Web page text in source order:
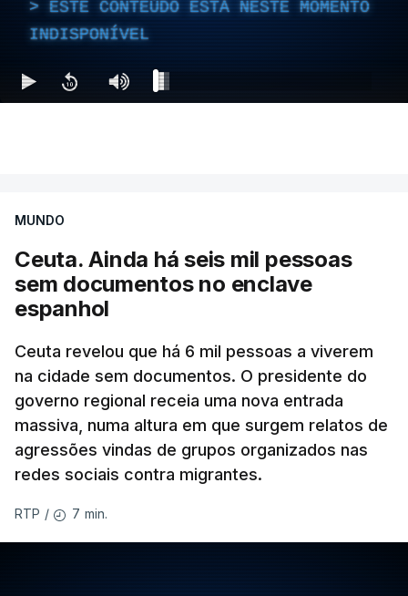
ESTE CONTEÚDO ESTÁ NESTE MOMENTO
INDISPONÍVEL
MUNDO
Ceuta. Ainda há seis mil pessoas
sem documentos no enclave
espanhol
Ceuta revelou que há 6 mil pessoas a viverem
na cidade sem documentos. O presidente do
governo regional receia uma nova entrada
massiva, numa altura em que surgem relatos de
agressões vindas de grupos organizados nas
redes sociais contra migrantes.
RTP / 7 min.